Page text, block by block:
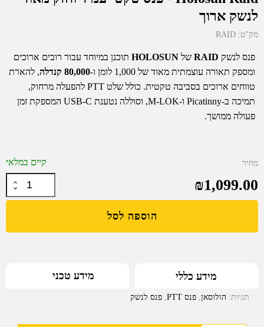
לנשק ארוך
מק"ט: RAID
פנס לנשק RAID של HOLOSUN תוכנן במיוחד עבור רובים ארוכים
ומספק תאורה עוצמתית מאוד של 1,000 לומן ו-
80,000 קנדלה
, להארת
טווחים ארוכים בסביבה טקטית. כולל שלט PTT להפעלה מרחוק,
תמיכה ב-Picatinny ו-M-LOK, וסוללה נטענת USB-C המספקת זמן
פעולה ממושך.
מחיר
₪1,099.00
קיים במלאי
של
טקטי
הוספה לסל
מידע כללי מידע טכני
תגיות: הולוסאן פנס PTT פנס לנשק